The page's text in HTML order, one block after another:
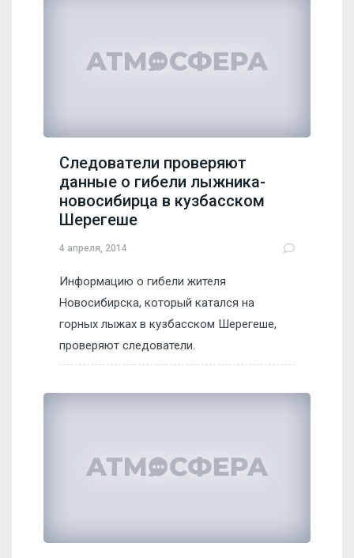
Следователи проверяют
данные о гибели лыжника-
новосибирца в кузбасском
Шерегеше
4 апреля, 2014
Информацию о гибели жителя
Новосибирска, который катался на
горных лыжах в кузбасском Шерегеше,
проверяют следователи.